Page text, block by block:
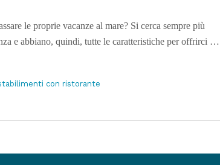
le proprie vacanze al mare? Si cerca sempre più
e abbiano, quindi, tutte le caratteristiche per offrirci …
con ristorante